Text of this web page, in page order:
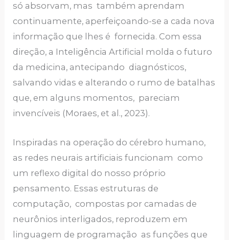
só absorvam, mas também aprendam
continuamente, aperfeiçoando-se a cada nova
informação que lhes é fornecida. Com essa
direção, a Inteligência Artificial molda o futuro
da medicina, antecipando diagnósticos,
salvando vidas e alterando o rumo de batalhas
que, em alguns momentos, pareciam
invencíveis (Moraes, et al., 2023).
Inspiradas na operação do cérebro humano,
as redes neurais artificiais funcionam como
um reflexo digital do nosso próprio
pensamento. Essas estruturas de
computação, compostas por camadas de
neurônios interligados, reproduzem em
linguagem de programação as funções que